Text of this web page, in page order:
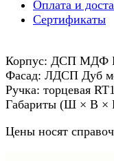
Оплата и
Сертификаты
Корпус: ДСП МДФ
Фасад: ЛДСП Дуб
Ручка: торцевая
Габариты (Ш × В ×
Цены носят